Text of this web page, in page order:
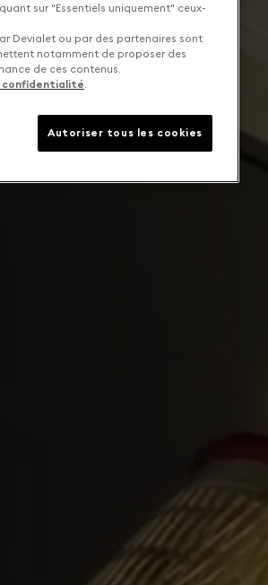
sur "Essentiels uniquement" ceux-
Devialet ou par des partenaires sont
notamment de proposer des
de ces contenus.
confidentialité
Autoriser tous les cookies